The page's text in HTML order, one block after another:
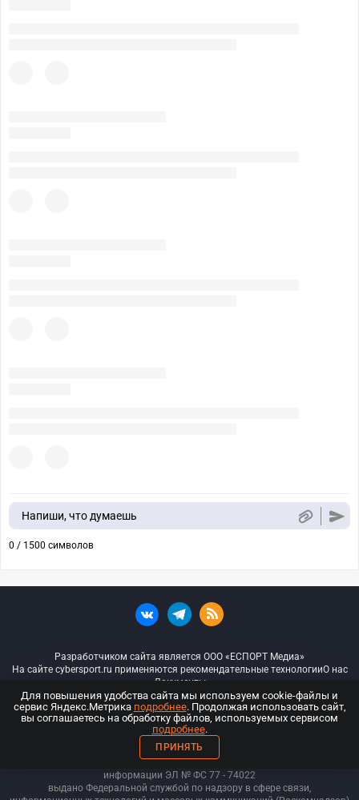
Напиши, что думаешь
0 / 1500 символов
Разработчиком сайта является ООО «ЕСПОРТ Медиа»
На сайте cybersport.ru применяются рекомендательные технологииО нас
Документы
© ООО «Киберспорт.ру» — Все права защищены
18+
ООО «Киберспорт.ру». Свидетельство о регистрации средств массовой
информации ЭЛ № ФС 77 - 74022
выдано Федеральной службой по надзору в сфере связи,
Для повышения удобства сайта мы используем cookie-файлы и
сервис Яндекс.Метрика подробнее. Продолжая использовать сайт,
вы соглашаетесь на обработку файлов, используемых сервисом
подробнее.
ПРИНЯТЬ